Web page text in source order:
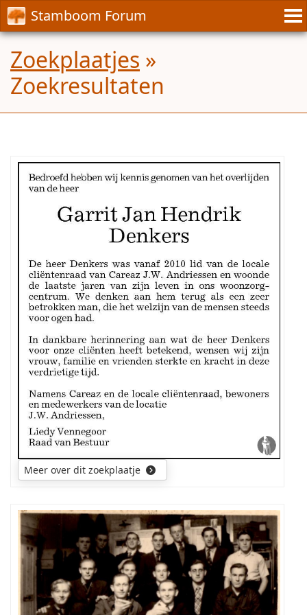
Stamboom Forum
Zoekplaatjes »
Zoekresultaten
Mijn
ouders
en
voorouders
van
overledene.
Wellicht
was
getrouwd
en
had
een
gezin.
De
een
welkome
aanvulling
op
mijn
stamboom
over
Meer over dit zoekplaatje
Namen
van
de
overige
personen
op